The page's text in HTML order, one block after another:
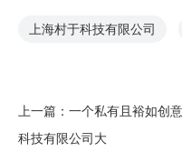
上海村于科技有限公司
上一篇： 一个私有且裕如创
科技有限公司大